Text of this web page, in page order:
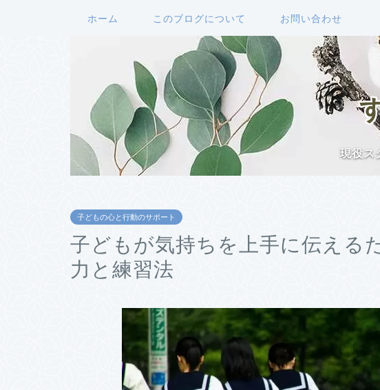
ホーム このブログについて お問い合わせ
現役ス
子どもの心と行動のサポート
子どもが気持ちを上手に伝える
力と練習法